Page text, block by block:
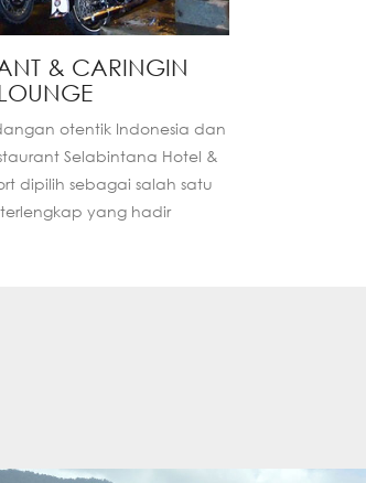
& CARINGIN
otentik Indonesia dan
Selabintana Hotel &
dipilih sebagai salah satu
yang hadir